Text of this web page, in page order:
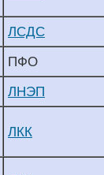
ЛСДС
ПФО
ЛНЭП
ЛКК